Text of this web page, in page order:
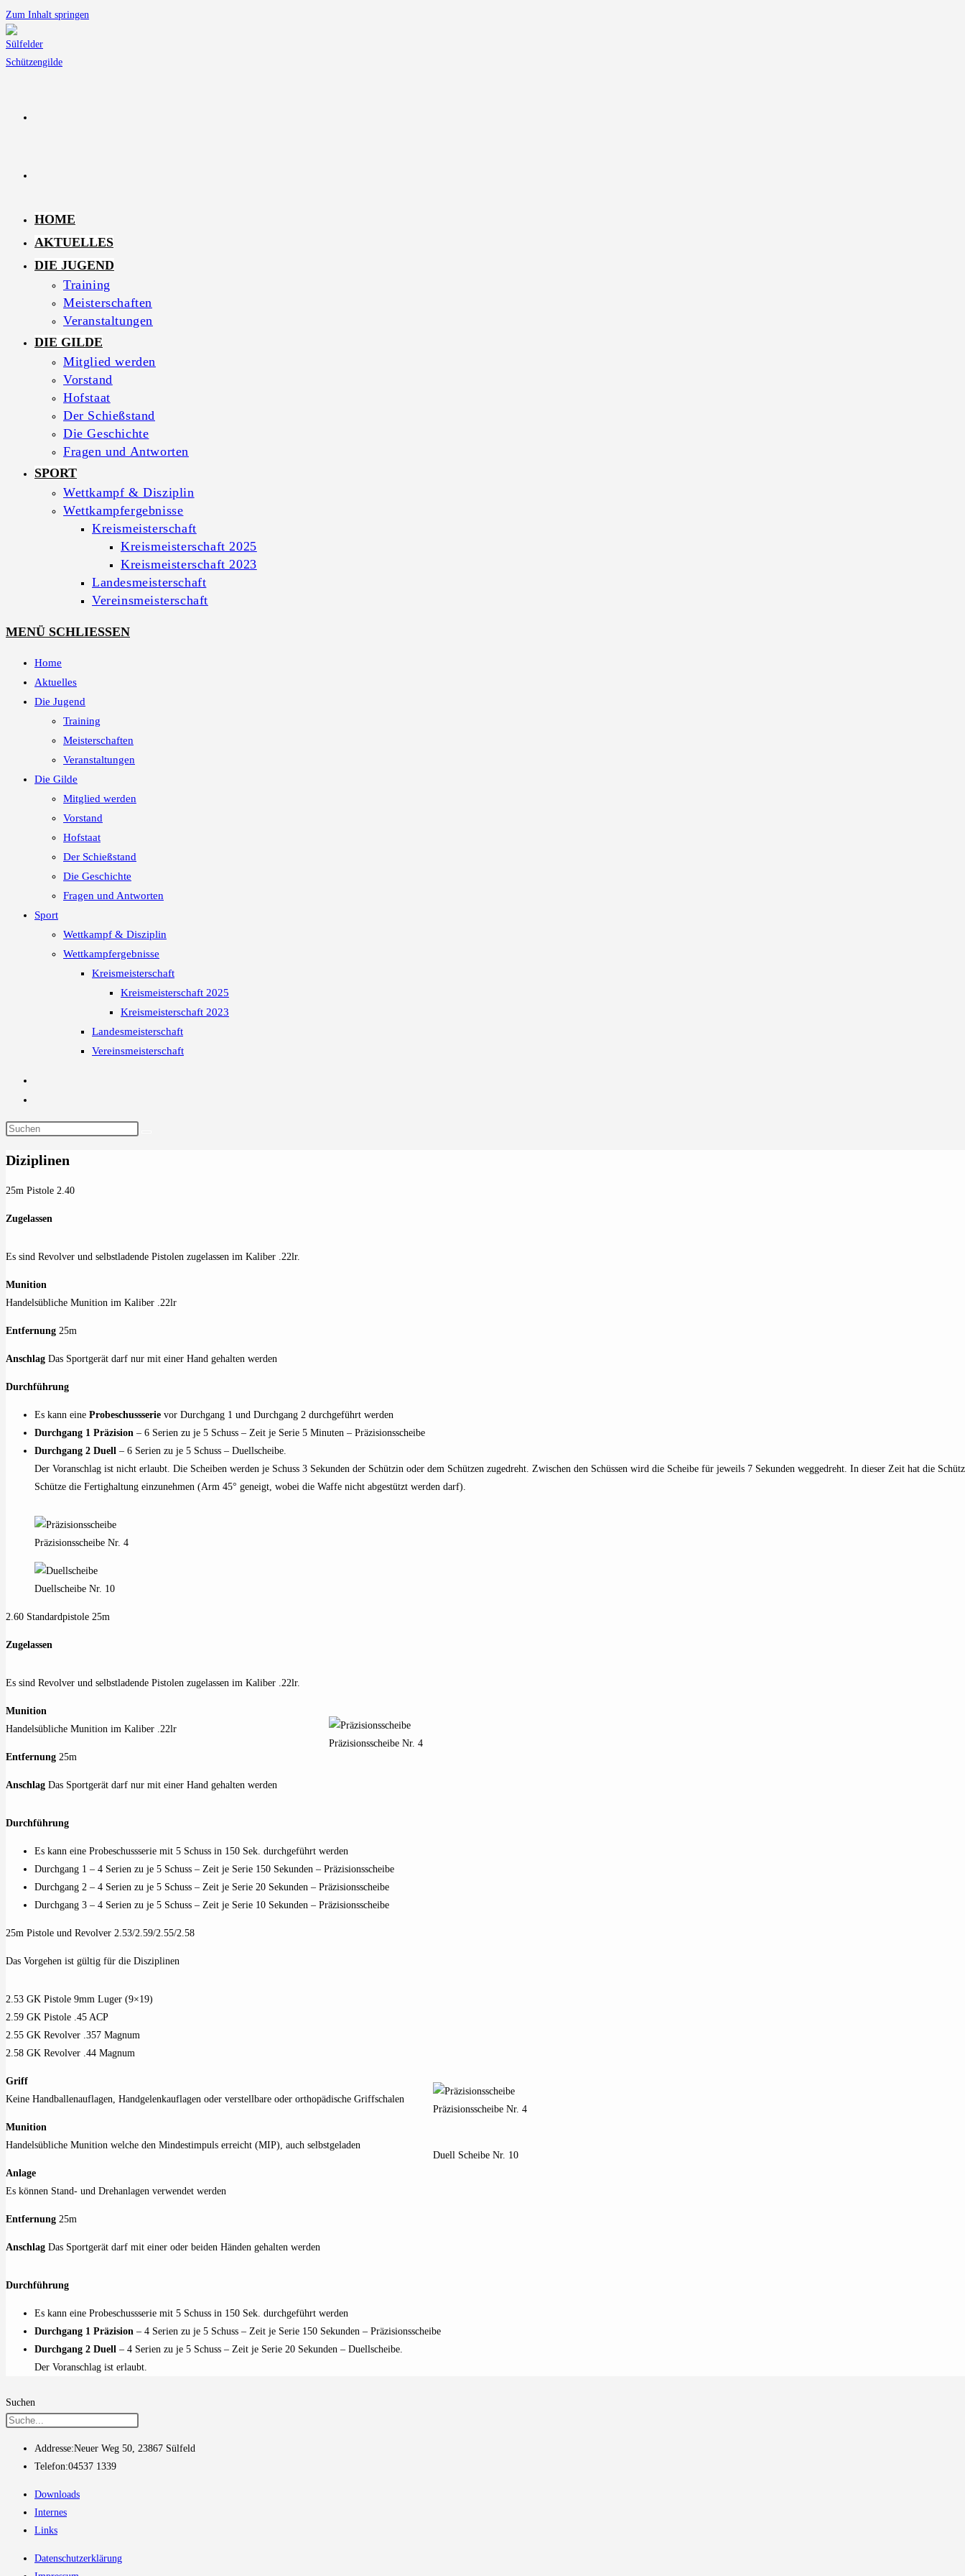
Zum Inhalt springen
HOME
AKTUELLES
DIE JUGEND
Training
Meisterschaften
Veranstaltungen
DIE GILDE
Mitglied werden
Vorstand
Hofstaat
Der Schießstand
Die Geschichte
Fragen und Antworten
SPORT
Wettkampf & Disziplin
Wettkampfergebnisse
Kreismeisterschaft
Kreismeisterschaft 2025
Kreismeisterschaft 2023
Landesmeisterschaft
Vereinsmeisterschaft
MENÜ SCHLIESSEN
Home
Aktuelles
Die Jugend
Training
Meisterschaften
Veranstaltungen
Die Gilde
Mitglied werden
Vorstand
Hofstaat
Der Schießstand
Die Geschichte
Fragen und Antworten
Sport
Wettkampf & Disziplin
Wettkampfergebnisse
Kreismeisterschaft
Kreismeisterschaft 2025
Kreismeisterschaft 2023
Landesmeisterschaft
Vereinsmeisterschaft
Diziplinen
25m Pistole 2.40
Zugelassen
Es sind Revolver und selbstladende Pistolen zugelassen im Kaliber .22lr.
Munition
Handelsübliche Munition im Kaliber .22lr
Entfernung 25m
Anschlag Das Sportgerät darf nur mit einer Hand gehalten werden
Durchführung
Es kann eine Probeschussserie vor Durchgang 1 und Durchgang 2 durchgeführt werden
Durchgang 1 Präzision – 6 Serien zu je 5 Schuss – Zeit je Serie 5 Minuten – Präzisionsscheibe
Durchgang 2 Duell – 6 Serien zu je 5 Schuss – Duellscheibe.
Der Voranschlag ist nicht erlaubt. Die Scheiben werden je Schuss 3 Sekunden der Schützin oder dem Schützen zugedreht. Zwischen den Schüssen wird die Scheibe für jeweils 7 Sekunden weggedreht. In dieser Zeit hat die
Schütze die Fertighaltung einzunehmen (Arm 45° geneigt, wobei die Waffe nicht abgestützt werden darf).
Präzisionsscheibe Nr. 4
Duellscheibe Nr. 10
2.60 Standardpistole 25m
Zugelassen
Es sind Revolver und selbstladende Pistolen zugelassen im Kaliber .22lr.
Munition
Handelsübliche Munition im Kaliber .22lr
Entfernung 25m
Anschlag Das Sportgerät darf nur mit einer Hand gehalten werden
Präzisionsscheibe Nr. 4
Durchführung
Es kann eine Probeschussserie mit 5 Schuss in 150 Sek. durchgeführt werden
Durchgang 1 – 4 Serien zu je 5 Schuss – Zeit je Serie 150 Sekunden – Präzisionsscheibe
Durchgang 2 – 4 Serien zu je 5 Schuss – Zeit je Serie 20 Sekunden – Präzisionsscheibe
Durchgang 3 – 4 Serien zu je 5 Schuss – Zeit je Serie 10 Sekunden – Präzisionsscheibe
25m Pistole und Revolver 2.53/2.59/2.55/2.58
Das Vorgehen ist gültig für die Disziplinen
2.53 GK Pistole 9mm Luger (9×19)
2.59 GK Pistole .45 ACP
2.55 GK Revolver .357 Magnum
2.58 GK Revolver .44 Magnum
Griff
Keine Handballenauflagen, Handgelenkauflagen oder verstellbare oder orthopädische Griffschalen
Munition
Handelsübliche Munition welche den Mindestimpuls erreicht (MIP), auch selbstgeladen
Anlage
Es können Stand- und Drehanlagen verwendet werden
Entfernung 25m
Anschlag Das Sportgerät darf mit einer oder beiden Händen gehalten werden
Präzisionsscheibe Nr. 4
Duell Scheibe Nr. 10
Durchführung
Es kann eine Probeschussserie mit 5 Schuss in 150 Sek. durchgeführt werden
Durchgang 1 Präzision – 4 Serien zu je 5 Schuss – Zeit je Serie 150 Sekunden – Präzisionsscheibe
Durchgang 2 Duell – 4 Serien zu je 5 Schuss – Zeit je Serie 20 Sekunden – Duellscheibe.
Der Voranschlag ist erlaubt.
Suchen
Addresse:Neuer Weg 50, 23867 Sülfeld
Telefon:04537 1339
Downloads
Internes
Links
Datenschutzerklärung